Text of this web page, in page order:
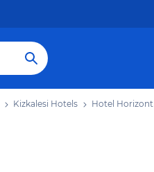
Kizkalesi Hotels Hotel Horizont